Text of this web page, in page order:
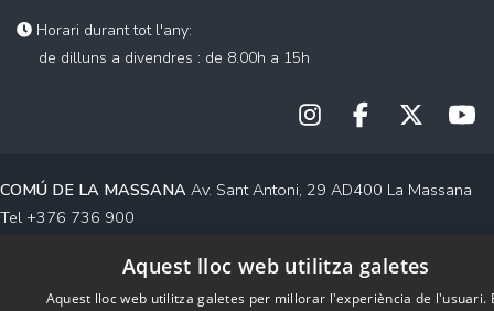
Horari durant tot l'any:
de dilluns a divendres : de 8.00h a 15h
COMÚ DE LA MASSANA Av. Sant Antoni, 29 AD400 La Massana
Tel +376 736 900
Aquest lloc web utilitza galetes
Aquest lloc web utilitza galetes per millorar l'experiència de l'usuari.